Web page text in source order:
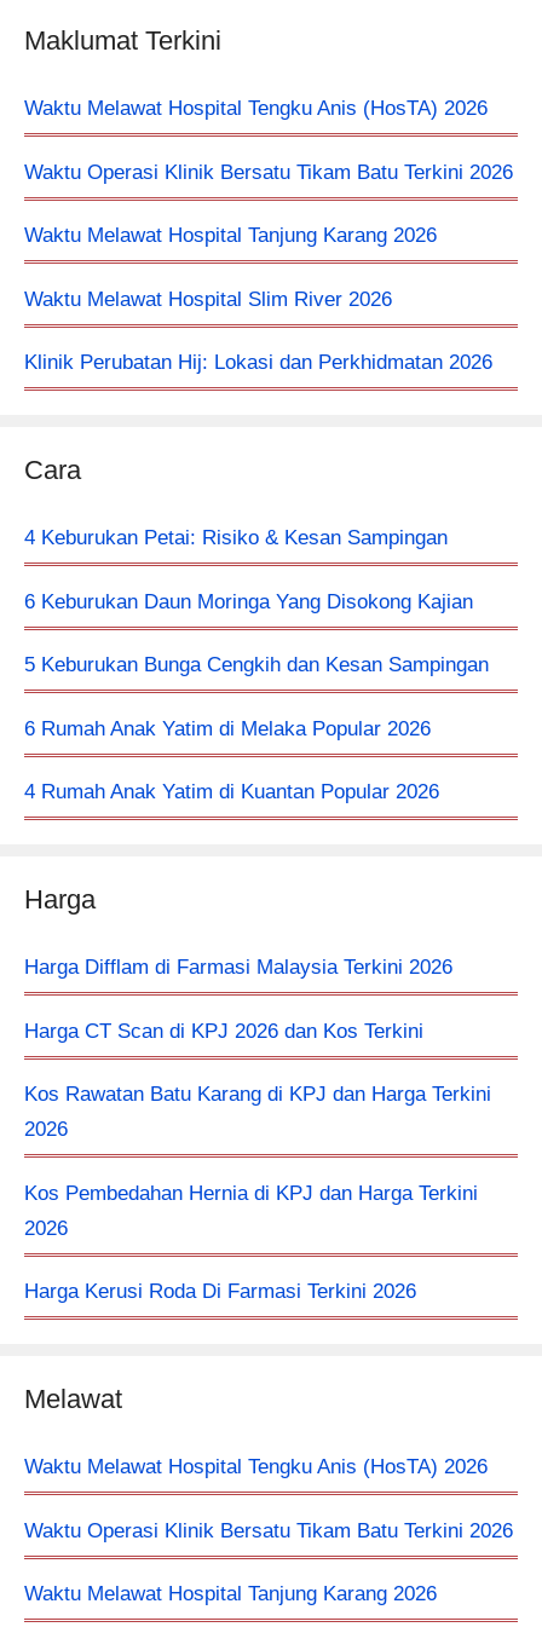
Maklumat Terkini
Waktu Melawat Hospital Tengku Anis (HosTA) 2026
Waktu Operasi Klinik Bersatu Tikam Batu Terkini 2026
Waktu Melawat Hospital Tanjung Karang 2026
Waktu Melawat Hospital Slim River 2026
Klinik Perubatan Hij: Lokasi dan Perkhidmatan 2026
Cara
4 Keburukan Petai: Risiko & Kesan Sampingan
6 Keburukan Daun Moringa Yang Disokong Kajian
5 Keburukan Bunga Cengkih dan Kesan Sampingan
6 Rumah Anak Yatim di Melaka Popular 2026
4 Rumah Anak Yatim di Kuantan Popular 2026
Harga
Harga Difflam di Farmasi Malaysia Terkini 2026
Harga CT Scan di KPJ 2026 dan Kos Terkini
Kos Rawatan Batu Karang di KPJ dan Harga Terkini
2026
Kos Pembedahan Hernia di KPJ dan Harga Terkini
2026
Harga Kerusi Roda Di Farmasi Terkini 2026
Melawat
Waktu Melawat Hospital Tengku Anis (HosTA) 2026
Waktu Operasi Klinik Bersatu Tikam Batu Terkini 2026
Waktu Melawat Hospital Tanjung Karang 2026